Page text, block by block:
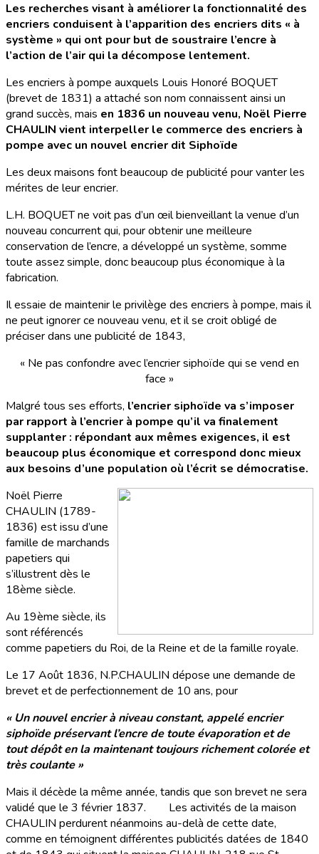
Les recherches visant à améliorer la fonctionnalité des
encriers conduisent à l’apparition des encriers dits « à
système » qui ont pour but de soustraire l’encre à
l’action de l’air qui la décompose lentement.
Les encriers à pompe auxquels Louis Honoré BOQUET
(brevet de 1831) a attaché son nom connaissent ainsi un
grand succès, mais en 1836 un nouveau venu, Noël Pierre
CHAULIN vient interpeller le commerce des encriers à
pompe avec un nouvel encrier dit Siphoïde
Les deux maisons font beaucoup de publicité pour vanter les
mérites de leur encrier.
L.H. BOQUET ne voit pas d’un œil bienveillant la venue d’un
nouveau concurrent qui, pour obtenir une meilleure
conservation de l’encre, a développé un système, somme
toute assez simple, donc beaucoup plus économique à la
fabrication.
Il essaie de maintenir le privilège des encriers à pompe, mais il
ne peut ignorer ce nouveau venu, et il se croit obligé de
préciser dans une publicité de 1843,
« Ne pas confondre avec l’encrier siphoïde qui se vend en
face »
Malgré tous ses efforts, l’encrier siphoïde va s’imposer
par rapport à l’encrier à pompe qu’il va finalement
supplanter : répondant aux mêmes exigences, il est
beaucoup plus économique et correspond donc mieux
aux besoins d’une population où l’écrit se démocratise.
Noël Pierre
CHAULIN (1789-
1836) est issu d’une
famille de marchands
papetiers qui
s’illustrent dès le
18ème siècle.
Au 19ème siècle, ils
sont référencés
comme papetiers du Roi, de la Reine et de la famille royale.
Le 17 Août 1836, N.P.CHAULIN dépose une demande de
brevet et de perfectionnement de 10 ans, pour
« Un nouvel encrier à niveau constant, appelé encrier
siphoïde préservant l’encre de toute évaporation et de
tout dépôt en la maintenant toujours richement colorée et
très coulante »
Mais il décède la même année, tandis que son brevet ne sera
validé que le 3 février 1837. Les activités de la maison
CHAULIN perdurent néanmoins au-delà de cette date,
comme en témoignent différentes publicités datées de 1840